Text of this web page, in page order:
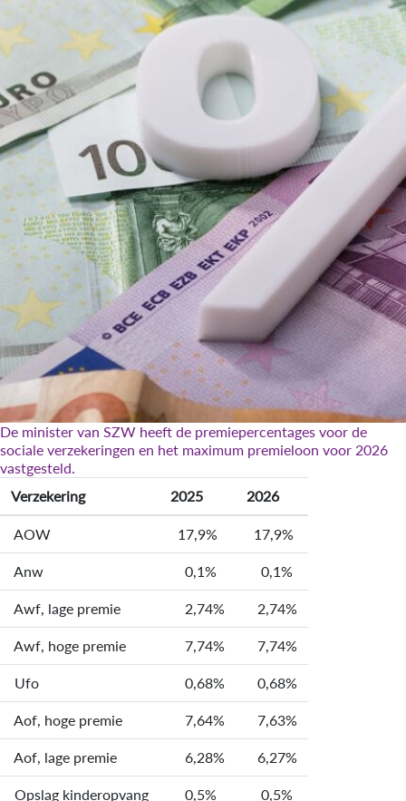
De minister van SZW heeft de premiepercentages voor de
sociale verzekeringen en het maximum premieloon voor 2026
vastgesteld.
Verzekering
2025 2026
AOW 17,9% 17,9%
Anw 0,1% 0,1%
Awf, lage premie 2,74% 2,74%
Awf, hoge premie 7,74% 7,74%
Ufo 0,68% 0,68%
Aof, hoge premie 7,64% 7,63%
Aof, lage premie 6,28% 6,27%
Opslag kinderopvang 0,5% 0,5%